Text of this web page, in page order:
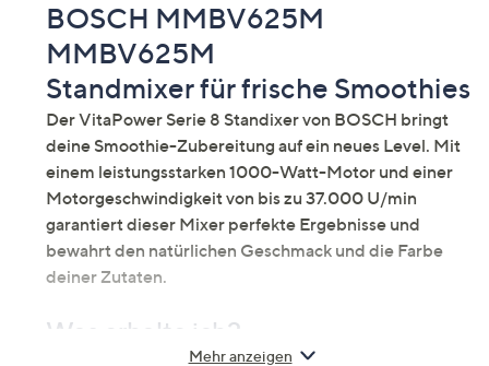
BOSCH MMBV625M
MMBV625M
Standmixer für frische Smoothies
Der VitaPower Serie 8 Standixer von BOSCH bringt
deine Smoothie-Zubereitung auf ein neues Level. Mit
einem leistungsstarken 1000-Watt-Motor und einer
Motorgeschwindigkeit von bis zu 37.000 U/min
garantiert dieser Mixer perfekte Ergebnisse und
bewahrt den natürlichen Geschmack und die Farbe
deiner Zutaten.
Was erhalte ich?
Mehr anzeigen